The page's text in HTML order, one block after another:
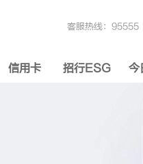
客服热线：95555
信用卡 招行ESG 今